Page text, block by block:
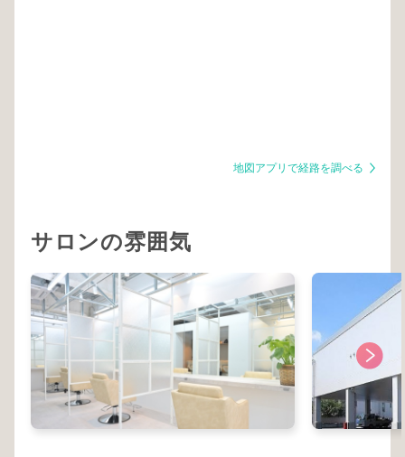
地図アプリで経路を調べる
サロンの雰囲気